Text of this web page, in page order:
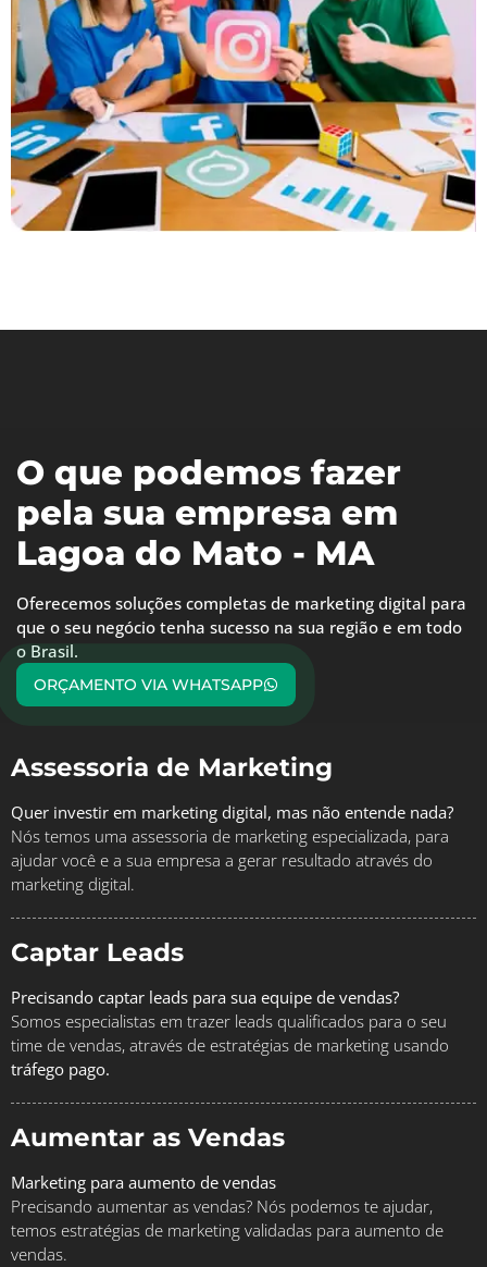
O que podemos fazer
pela sua empresa em
Lagoa do Mato - MA
Oferecemos soluções completas de marketing digital para
que o seu negócio tenha sucesso na sua região e em todo
o Brasil.
ORÇAMENTO VIA WHATSAPP
Assessoria de Marketing
Quer investir em marketing digital, mas não entende nada?
Nós temos uma assessoria de marketing especializada, para
ajudar você e a sua empresa a gerar resultado através do
marketing digital.
Captar Leads
Precisando captar leads para sua equipe de vendas?
Somos especialistas em trazer leads qualificados para o seu
time de vendas, através de estratégias de marketing usando
tráfego pago.
Aumentar as Vendas
Marketing para aumento de vendas
Precisando aumentar as vendas? Nós podemos te ajudar,
temos estratégias de marketing validadas para aumento de
vendas.